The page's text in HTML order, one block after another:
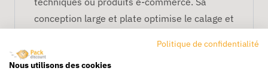
conception large et plate optimise le calage et
Conditionnement :
Politique de confidentialité
Nous utilisons des cookies